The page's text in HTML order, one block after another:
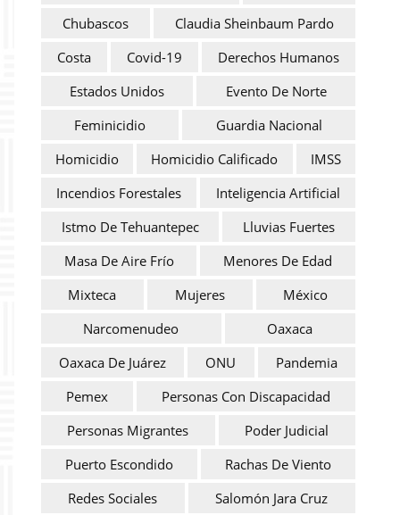
Chubascos
Claudia Sheinbaum Pardo
Costa
Covid-19
Derechos Humanos
Estados Unidos
Evento De Norte
Feminicidio
Guardia Nacional
Homicidio
Homicidio Calificado
IMSS
Incendios Forestales
Inteligencia Artificial
Istmo De Tehuantepec
Lluvias Fuertes
Masa De Aire Frío
Menores De Edad
Mixteca
Mujeres
México
Narcomenudeo
Oaxaca
Oaxaca De Juárez
ONU
Pandemia
Pemex
Personas Con Discapacidad
Personas Migrantes
Poder Judicial
Puerto Escondido
Rachas De Viento
Redes Sociales
Salomón Jara Cruz